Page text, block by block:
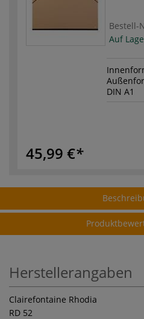
Bestell-
Auf
DIN A1
45,99 €
Herstellerangaben
Clairefontaine Rhodia
RD 52